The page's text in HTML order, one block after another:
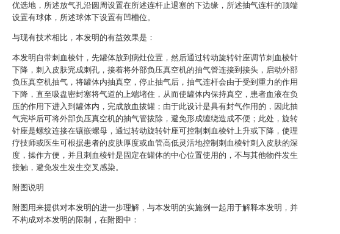
优选地，所述放气孔沿圆周设置在所述连杆止退塞的下边缘，所述抽气连杆的顶端
设置有球体，所述球体下设置有凹槽位。
与现有技术相比，本发明的有益效果是：
本发明自带刺血棱针，先罐体放到病灶位置，然后通过转动旋转针座调节刺血棱针
下降，刺入皮肤完成刺孔，接着将外部负压真空机的抽气管连接到接头，启动外部
负压真空机抽气，将罐体内抽真空，停止抽气后，抽气连杆会由于受到重力的作用
下降，直至吸盘密封塞将气道的上端堵住，从而使罐体内保持真空，患者血液在负
压的作用下进入到罐体内，完成放血拔罐；由于此设计是具有封气作用的，因此抽
气完毕后可将外部负压真空机的抽气管拔除，避免形成缠绕造成不便；此处，旋转
针座是螺纹连接在镶嵌螺母，通过转动旋转针座可控制刺血棱针上升或下降，使理
疗技师或医生可根据患者的皮肤厚度或血管高低灵活地控制刺血棱针刺入皮肤的深
度，操作方便，并且刺血棱针是固定在罐体的中心位置使用的，不与其他物件发生
接触，避免发生发生交叉感染。
附图说明
附图用来提供对本发明的进一步理解，与本发明的实施例一起用于解释本发明，并
不构成对本发明的限制，在附图中：